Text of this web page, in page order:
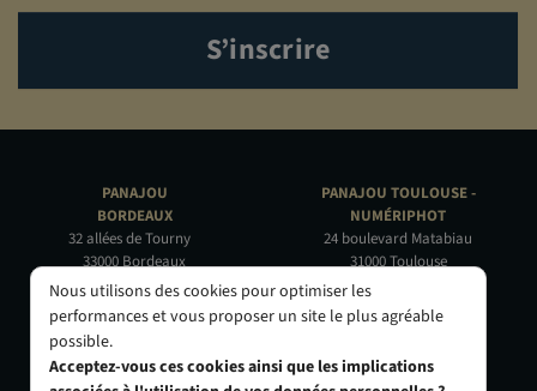
S’inscrire
PANAJOU
BORDEAUX
32 allées de Tourny
33000 Bordeaux
05 56 44 22 69
PANAJOU PARIS -
CIRQUE PHOTO
9, bd des Filles-du-Calvaire
PANAJOU TOULOUSE -
NUMÉRIPHOT
24 boulevard Matabiau
31000 Toulouse
05 62 73 32 60
PANAJOU NICE -
OBJECTIF RIVIERA
24 Rue de l'Hôtel des Postes
Nous utilisons des cookies pour optimiser les
performances et vous proposer un site le plus agréable
possible.
Acceptez-vous ces cookies ainsi que les implications